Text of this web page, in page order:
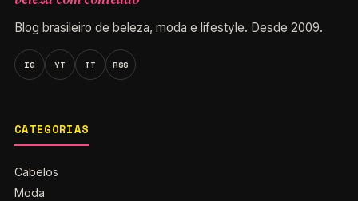
Blog brasileiro de beleza, moda e lifestyle. Desde 2009.
IG YT TT RSS
CATEGORIAS
Cabelos
Moda